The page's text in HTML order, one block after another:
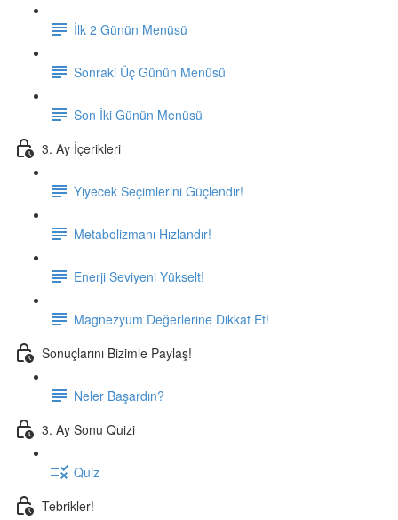
İlk 2 Günün Menüsü
Sonraki Üç Günün Menüsü
Son İki Günün Menüsü
3. Ay İçerikleri
Yiyecek Seçimlerini Güçlendir!
Metabolizmanı Hızlandır!
Enerji Seviyeni Yükselt!
Magnezyum Değerlerine Dikkat Et!
Sonuçlarını Bizimle Paylaş!
Neler Başardın?
3. Ay Sonu Quizi
Quiz
Tebrikler!